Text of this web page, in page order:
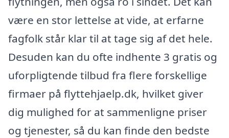
være en stor lettelse at vide, at erfarne
fagfolk står klar til at tage sig af det hele.
Desuden kan du ofte indhente 3 gratis og
uforpligtende tilbud fra flere forskellige
firmaer på flyttehjaelp.dk, hvilket giver
dig mulighed for at sammenligne priser
og tjenester, så du kan finde den bedste